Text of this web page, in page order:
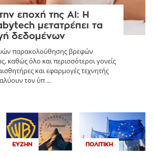
εποχή της AI: Η
μετατρέπει τα
δεδομένων
παρακολούθησης βρεφών
καθώς όλο και περισσότεροι γονείς
και εφαρμογές τεχνητής
τον ύπ ...
ΕΥΖΗΝ ΠΟΛΙΤΙΚΉ